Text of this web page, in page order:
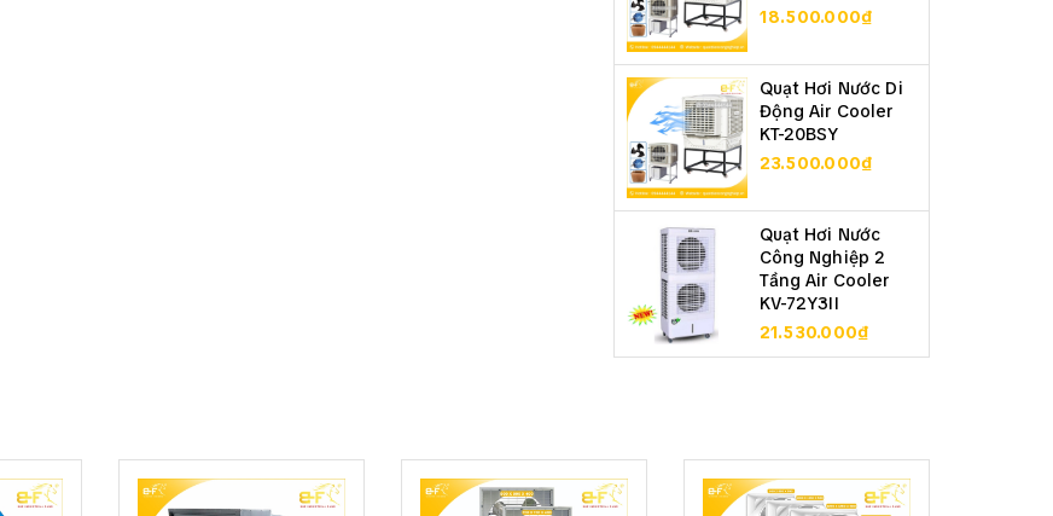
18.500.000₫
Quạt Hơi Nước Di
Động Air Cooler
KT-20BSY
23.500.000₫
Quạt Hơi Nước
Công Nghiệp 2
Tầng Air Cooler
KV-72Y3II
21.530.000₫